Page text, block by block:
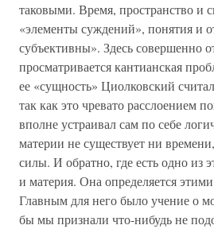
таковыми. Время, пространство и
«элементы суждений», понятия и
субъективны». Здесь совершенно
просматривается кантианская
ее «сущность» Циолковский
так как это чревато расслоением
вполне устраивал сам по себе
материи не существует ни
силы. И обратно, где есть одно из
и материя. Она определяется
Главным для него было учение о
бы мы признали что-нибудь не